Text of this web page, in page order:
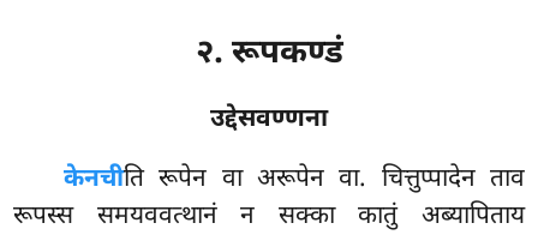
२. रूपकण्डं
उद्देसवण्णना
केनचीतिरूपेन वा अरूपेन वा. चित्तुप्पादेन ताव
रूपस्स समयववत्थानं न सक्का कातुं अब्यापिताय